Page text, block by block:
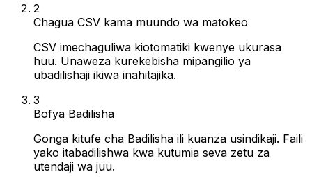
2
Chagua CSV kama muundo wa matokeo
CSV imechaguliwa kiotomatiki kwenye ukurasa
huu. Unaweza kurekebisha mipangilio ya
ubadilishaji ikiwa inahitajika.
3
Bofya Badilisha
Gonga kitufe cha Badilisha ili kuanza usindikaji. Faili
yako itabadilishwa kwa kutumia seva zetu za
utendaji wa juu.